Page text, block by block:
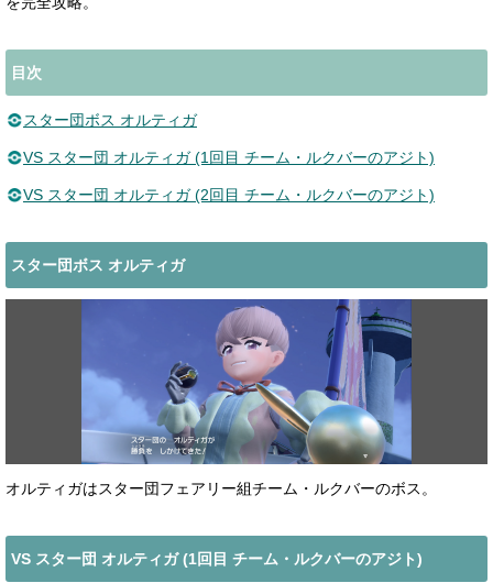
目次
スター団ボス オルティガ
VS スター団 オルティガ (1回目 チーム・ルクバーのアジト)
VS スター団 オルティガ (2回目 チーム・ルクバーのアジト)
スター団ボス オルティガ
オルティガはスター団フェアリー組チーム・ルクバーのボス。
VS スター団 オルティガ (1回目 チーム・ルクバーのアジト)